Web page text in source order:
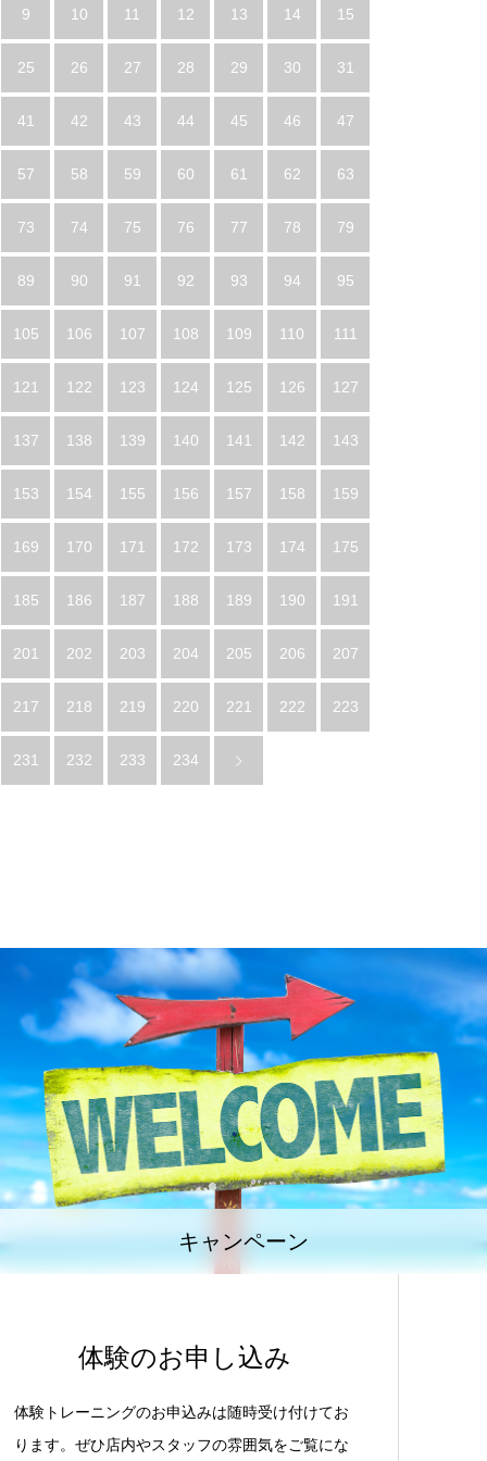
9 10 11 12 13 14 15
25 26 27 28 29 30 31
41 42 43 44 45 46 47
57 58 59 60 61 62 63
73 74 75 76 77 78 79
89 90 91 92 93 94 95
105 106 107 108 109 110 111
121 122 123 124 125 126 127
137 138 139 140 141 142 143
153 154 155 156 157 158 159
169 170 171 172 173 174 175
185 186 187 188 189 190 191
201 202 203 204 205 206 207
217 218 219 220 221 222 223
231 232 233 234
キャンペーン
体験のお申し込み
体験トレーニングのお申込みは随時受け付けてお
ります。ぜひ店内やスタッフの雰囲気をご覧にな